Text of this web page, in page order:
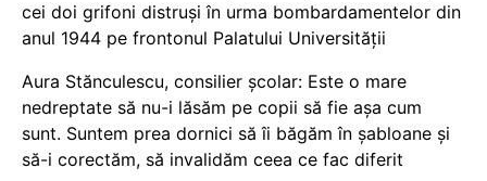
cei doi grifoni distruși în urma bombardamentelor din
anul 1944 pe frontonul Palatului Universității
Aura Stănculescu, consilier școlar: Este o mare
nedreptate să nu-i lăsăm pe copii să fie așa cum
sunt. Suntem prea dornici să îi băgăm în șabloane și
să-i corectăm, să invalidăm ceea ce fac diferit